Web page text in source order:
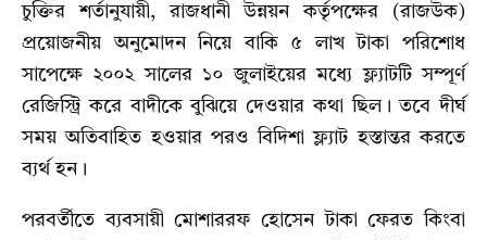
চুক্তির শর্তানুযায়ী, রাজধানী উন্নয়ন কর্তৃপক্ষের (রাজউক)
প্রয়োজনীয় অনুমোদন নিয়ে বাকি ৫ লাখ টাকা পরিশোধ
সাপেক্ষে ২০০২ সালের ১০ জুলাইয়ের মধ্যে ফ্ল্যাটটি সম্পূর্ণ
রেজিস্ট্রি করে বাদীকে বুঝিয়ে দেওয়ার কথা ছিল। তবে দীর্ঘ
সময় অতিবাহিত হওয়ার পরও বিদিশা ফ্ল্যাট হস্তান্তর করতে
ব্যর্থ হন।
পরবর্তীতে ব্যবসায়ী মোশাররফ হোসেন টাকা ফেরত কিংবা